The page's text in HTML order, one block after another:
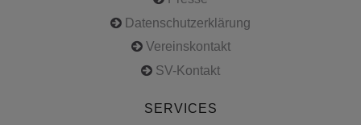
Datenschutzerklärung
Vereinskontakt
SV-Kontakt
SERVICES